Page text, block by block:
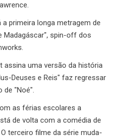
primeira longa metragem de
Madagáscar", spin-off dos
assina uma versão da história
Deuses e Reis" faz regressar
de "Noé".
as férias escolares a
de volta com a comédia de
terceiro filme da série muda-